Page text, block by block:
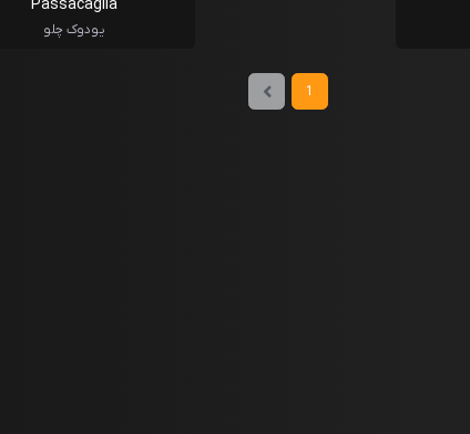
Passacaglia
یودوک چلو
1